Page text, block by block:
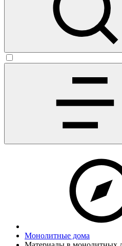
Монолитные дома